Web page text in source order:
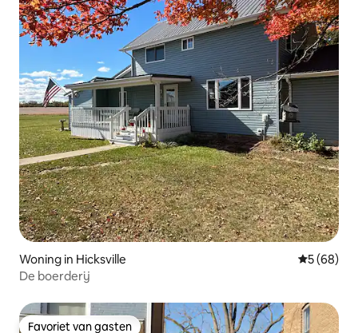
Woning in Hicksville
5 (68)
De boerderij
Favoriet van gasten